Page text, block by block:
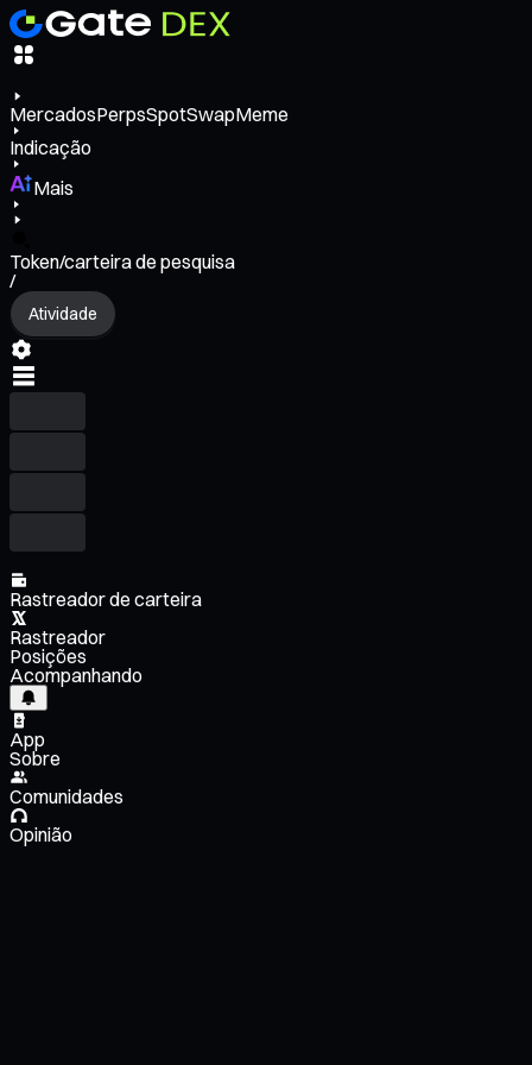
MercadosPerpsSpotSwapMeme
Indicação
Mais
Token/carteira de pesquisa
/
Atividade
Rastreador de carteira
Rastreador
Posições
Acompanhando
App
Sobre
Comunidades
Opinião